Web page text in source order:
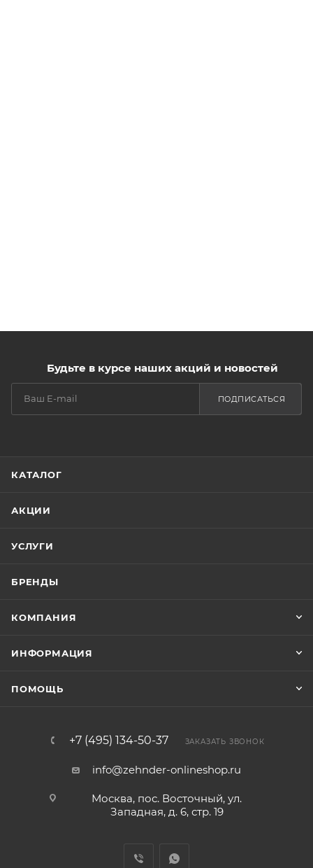
Будьте в курсе наших акций и новостей
ПОДПИСАТЬСЯ
КАТАЛОГ
АКЦИИ
УСЛУГИ
БРЕНДЫ
КОМПАНИЯ
ИНФОРМАЦИЯ
ПОМОЩЬ
+7 (495) 134-50-37 ЗАКАЗАТЬ ЗВОНОК
info@zehnder-onlineshop.ru
Москва, пос. Восточный, ул.
Западная, д. 6, стр. 19